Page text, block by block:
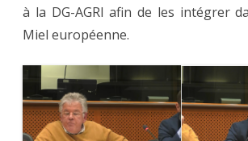
à la DG-AGRI afin de les intégrer
Miel européenne.